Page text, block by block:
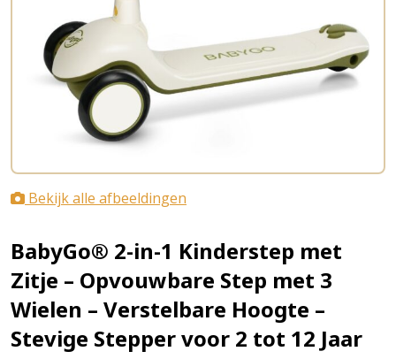
Bekijk alle afbeeldingen
BabyGo® 2-in-1 Kinderstep met
Zitje – Opvouwbare Step met 3
Wielen – Verstelbare Hoogte –
Stevige Stepper voor 2 tot 12 Jaar